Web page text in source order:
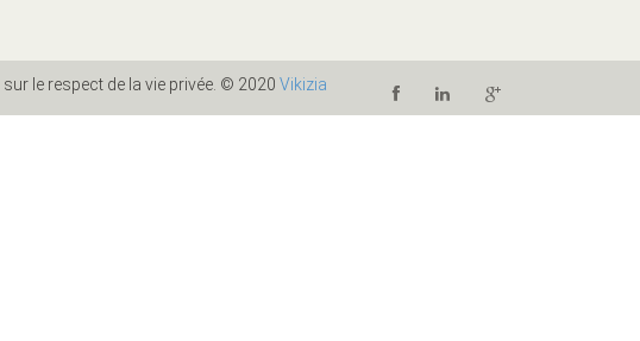
sur le respect de la vie privée. © 2020 Vikizia